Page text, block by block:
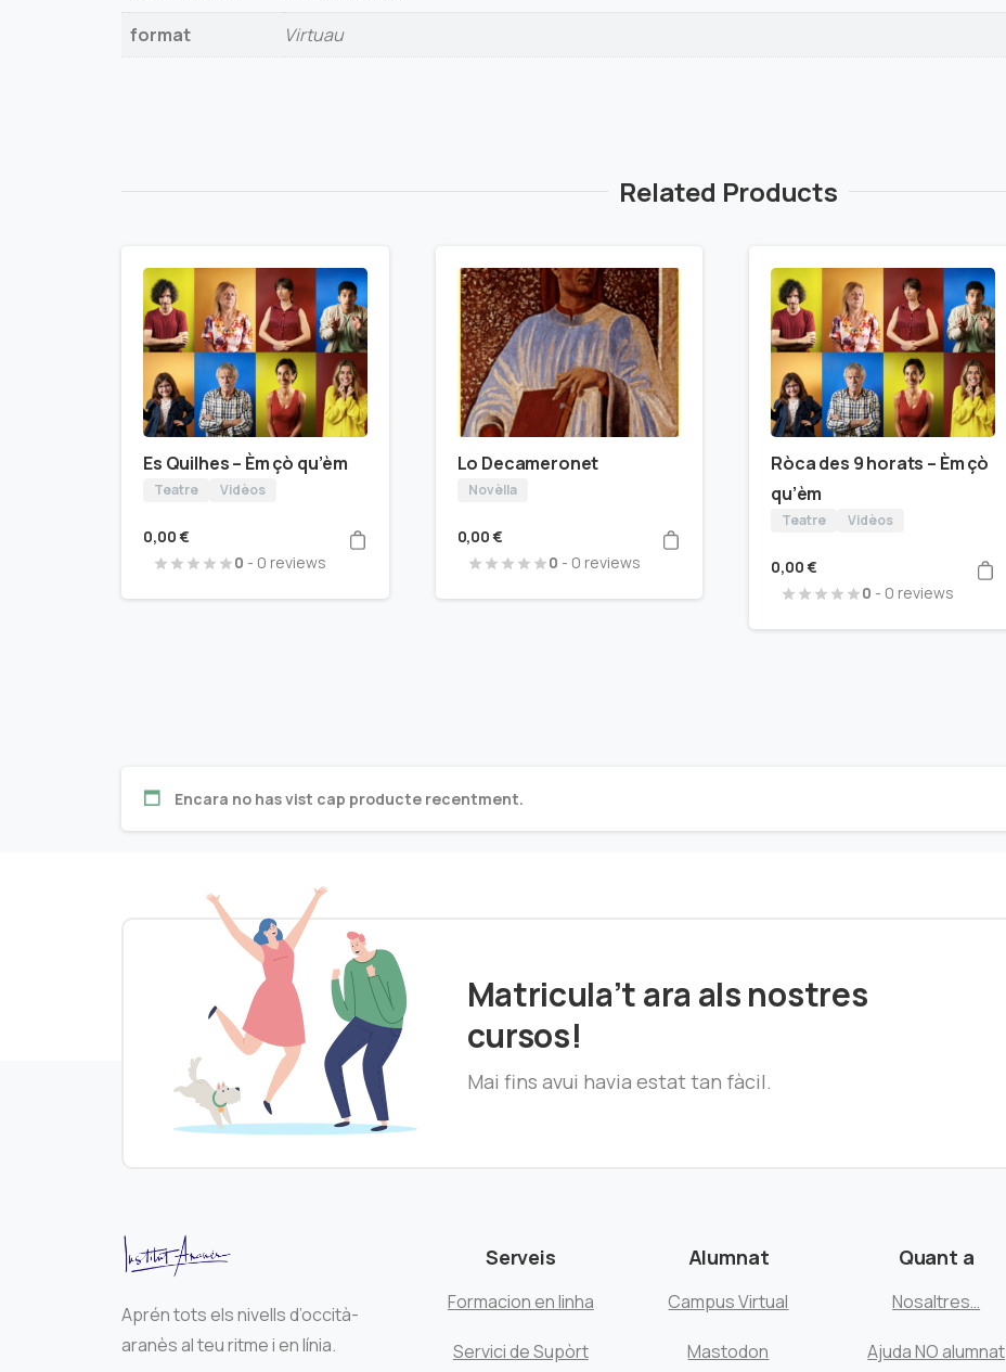
format
Virtuau
Related Products
Es Quilhes – Èm çò qu’èm
Teatre Vidèos
0,00 €
0 - 0 reviews
Lo Decameronet
Novèlla
0,00 €
0 - 0 reviews
Ròca des 9 horats – Èm çò
qu’èm
Teatre Vidèos
0,00 €
0 - 0 reviews
Encara no has vist cap producte recentment.
Matricula’t ara als nostres
cursos!
Mai fins avui havia estat tan fàcil.
Aprén tots els nivells d’occità-
aranès al teu ritme i en línia.
Serveis
Formacion en linha
Servici de Supòrt
Alumnat
Campus Virtual
Mastodon
Quant a
Nosaltres…
Ajuda NO alumnat